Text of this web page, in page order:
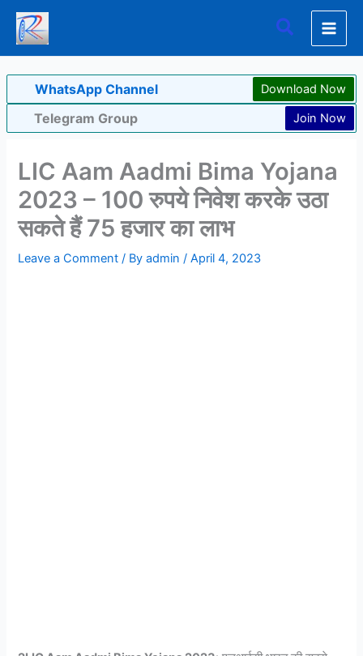
Skip
content
Search
WhatsApp Channel Download Now
Telegram Group Join Now
LIC Aam Aadmi Bima Yojana
2023 – 100 रुपये निवेश करके उठा
सकते हैं 75 हजार का लाभ
Leave a Comment / Byadmin/April 4, 2023